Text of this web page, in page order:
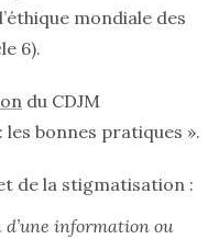
mondiale des
6).
du CDJM
bonnes pratiques ».
de la stigmatisation :
d’une information ou